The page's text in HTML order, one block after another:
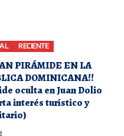
RECIENTE
PIRÁMIDE EN LA
DOMINICANA!!
oculta en Juan Dolio
interés turístico y